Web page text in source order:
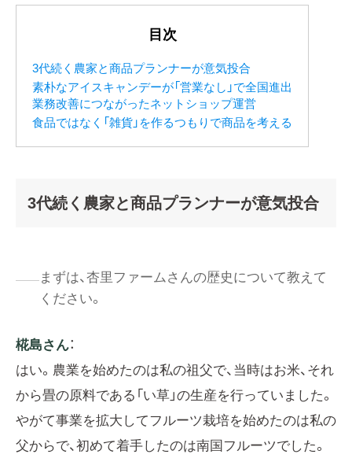
目次
3代続く農家と商品プランナーが意気投合
素朴なアイスキャンデーが「営業なし」で全国進出
業務改善につながったネットショップ運営
食品ではなく「雑貨」を作るつもりで商品を考える
3代続く農家と商品プランナーが意気投合
まずは、杏里ファームさんの歴史について教えて
ください。
椛島さん：
はい。農業を始めたのは私の祖父で、当時はお米、それ
から畳の原料である「い草」の生産を行っていました。
やがて事業を拡大してフルーツ栽培を始めたのは私の
父からで、初めて着手したのは南国フルーツでした。